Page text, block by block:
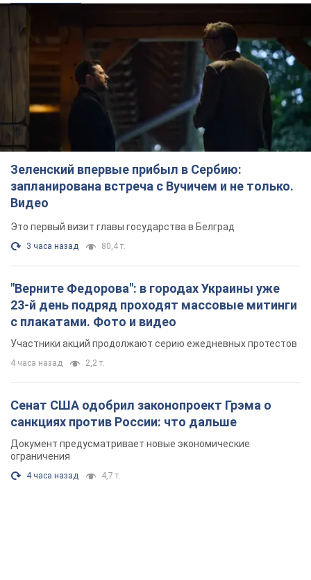
Зеленский впервые прибыл в Сербию:
запланирована встреча с Вучичем и не только.
Видео
Это первый визит главы государства в Белград
3 часа назад 80,4 т.
"Верните Федорова": в городах Украины уже
23-й день подряд проходят массовые митинги
с плакатами. Фото и видео
Участники акций продолжают серию ежедневных протестов
4 часа назад 2,2 т.
Сенат США одобрил законопроект Грэма о
санкциях против России: что дальше
Документ предусматривает новые экономические
ограничения
4 часа назад 4,7 т.